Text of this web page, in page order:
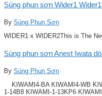
Súng phun sơn Wider1
By Súng Phun Sơn
WIDER1 x WIDER2This is The
Súng phun sơn Anest Iwata
By Súng Phun Sơn
KIWAMI4-BA KIWAMI4-WB
1-14B8 KIWAMI-1-13KP6